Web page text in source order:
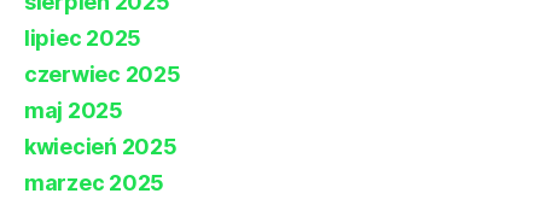
lipiec 2025
czerwiec 2025
maj 2025
kwiecień 2025
marzec 2025